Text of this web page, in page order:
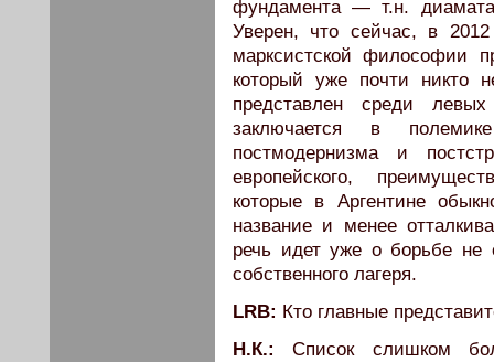
фундамента — т.н.
Уверен, что сейчас, в 2012
марксистской философии
который уже почти никто
представлен среди
заключается в
постмодернизма и
европейского,
которые в Аргентине
название и менее
речь идет уже о борьбе не
собственного лагеря.
LRB: Кто главные
Н.К.:
Список слишком